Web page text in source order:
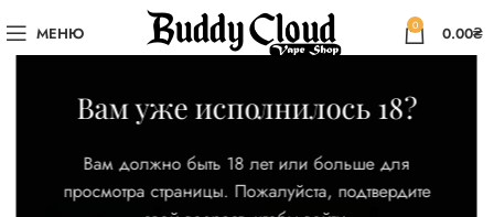
Вам уже исполнилось 18?
Вам должно быть 18 лет или больше для
просмотра страницы. Пожалуйста, подтвердите
МЕНЮ 0 0.00₴